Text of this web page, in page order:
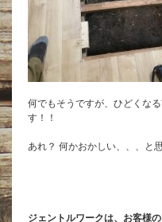
何でもそうですが、ひどくな
す！！
あれ？ 何かおかしい、、、と
ジェントルワークは、お客様